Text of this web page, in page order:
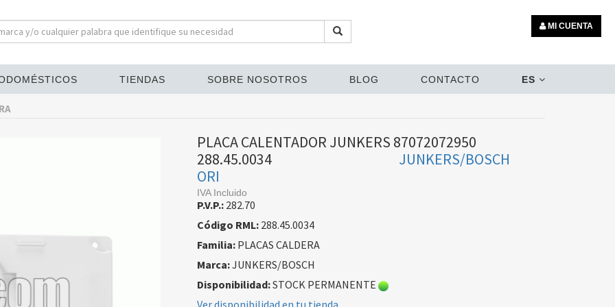
MI CUENTA
TIENDAS SOBRE NOSOTROS BLOG CONTACTO ES
PLACA CALENTADOR JUNKERS 87072072950
288.45.0034
JUNKERS/BOSCH
ORI
IVA Incluido
P.V.P.: 282.70
Código RML:288.45.0034
Familia:PLACAS CALDERA
Marca:JUNKERS/BOSCH
Disponibilidad:STOCK PERMANENTE
Ver disponibilidad en tu tienda